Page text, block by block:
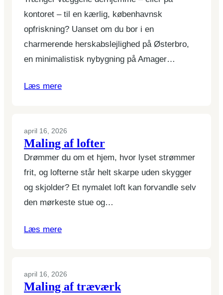
kontoret – til en kærlig, københavnsk
opfriskning? Uanset om du bor i en
charmerende herskabslejlighed på Østerbro,
en minimalistisk nybygning på Amager…
Læs mere
april 16, 2026
Maling af lofter
Drømmer du om et hjem, hvor lyset strømmer
frit, og lofterne står helt skarpe uden skygger
og skjolder? Et nymalet loft kan forvandle selv
den mørkeste stue og…
Læs mere
april 16, 2026
Maling af træværk